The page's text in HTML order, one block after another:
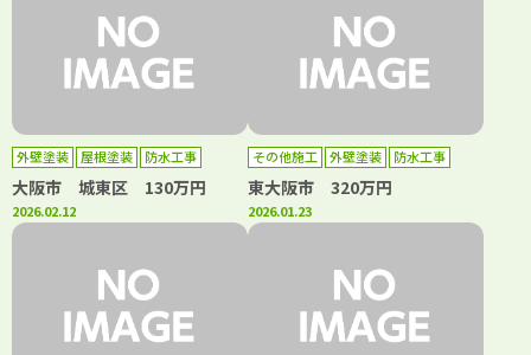
外壁塗装 屋根塗装 防水工事
大阪市 城東区 130万円
2026.02.12
その他施工 外壁塗装 防水工事
東大阪市 320万円
2026.01.23